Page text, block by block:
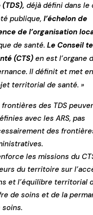
déjà défini dans le
publique, l’échelon de
de l’organisation
de santé. Le Conseil
(CTS)en est l’organe
Il définit et met
territorial de santé. »
frontières des TDS
avec les ARS, pas
des
les missions du
du territoire sur
et l’équilibre territorial
de soins et de la
soins.